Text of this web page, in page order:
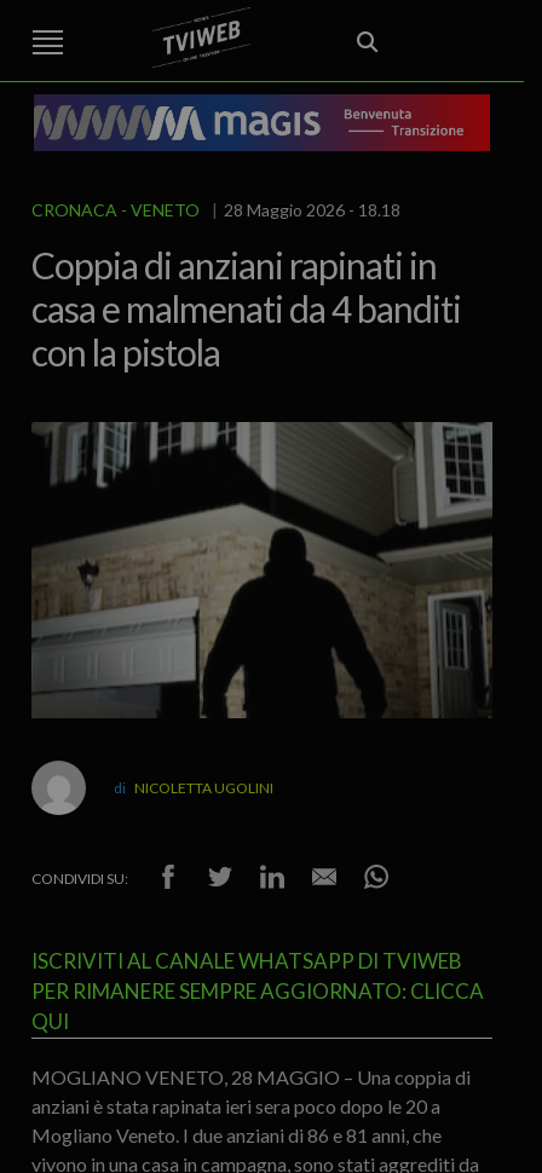
STREET TG CRONACA VENETO
VICENZA E PROVINCIA
AREA BERICA
ECONOMIA ATTUALITA’ POLITICA
EDITORIALE ITALIA E MONDO CURIOSITÀ – LIFESTYLE
CULTURA ARTE
SPORT
IL GRAFFIO FOOD & DRINK
CRONACA VENETO 28 Maggio 2026 - 18.18
Coppia di anziani rapinati in
casa e malmenati da 4 banditi
con la pistola
NICOLETTA UGOLINI
CONDIVIDI SU:
ISCRIVITI AL CANALE WHATSAPP DI TVIWEB
PER RIMANERE SEMPRE AGGIORNATO: CLICCA
QUI
MOGLIANO VENETO, 28 MAGGIO – Una coppia di
anziani è stata rapinata ieri sera poco dopo le 20 a
Mogliano Veneto. I due anziani di 86 e 81 anni, che
vivono in una casa in campagna, sono stati aggrediti da